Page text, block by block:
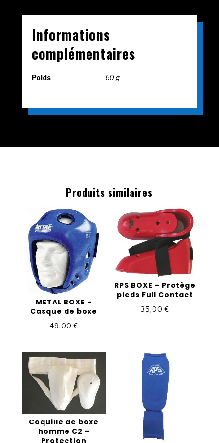
Informations
complémentaires
Poids 60 g
Produits similaires
METAL BOXE –
Casque de boxe
49,00€
RPS BOXE – Protège
pieds Full Contact
35,00€
Coquille de boxe
homme C2 –
Protection